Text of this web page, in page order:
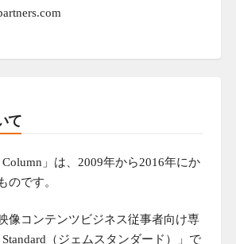
て
」は、2009年から2016年にか
のです。
像コンテンツビジネス従事者向け専
（ジェムスタンダード）」で